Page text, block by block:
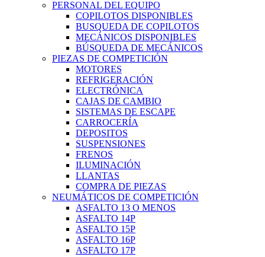
PERSONAL DEL EQUIPO
COPILOTOS DISPONIBLES
BUSQUEDA DE COPILOTOS
MECÁNICOS DISPONIBLES
BÚSQUEDA DE MECÁNICOS
PIEZAS DE COMPETICIÓN
MOTORES
REFRIGERACIÓN
ELECTRÓNICA
CAJAS DE CAMBIO
SISTEMAS DE ESCAPE
CARROCERÍA
DEPOSITOS
SUSPENSIONES
FRENOS
ILUMINACIÓN
LLANTAS
COMPRA DE PIEZAS
NEUMÁTICOS DE COMPETICIÓN
ASFALTO 13 O MENOS
ASFALTO 14P
ASFALTO 15P
ASFALTO 16P
ASFALTO 17P